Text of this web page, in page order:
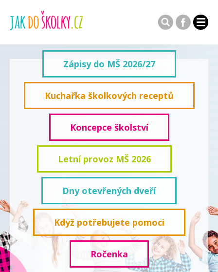
Zápisy do MŠ 2026/27
Kuchařka školkových receptů
Koncepce školství
Letní provoz MŠ 2026
Dny otevřených dveří
Když potřebujete pomoci
Ročenka